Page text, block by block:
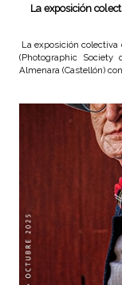
La exposición
La exposición colectiva
(Photographic
Almenara (Castellón)